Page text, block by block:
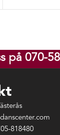
på 070-
818480